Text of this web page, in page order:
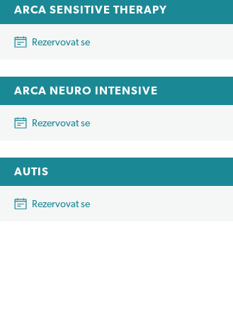
ARCA SENSITIVE THERAPY
Rezervovat se
ARCA NEURO INTENSIVE
Rezervovat se
AUTIS
Rezervovat se